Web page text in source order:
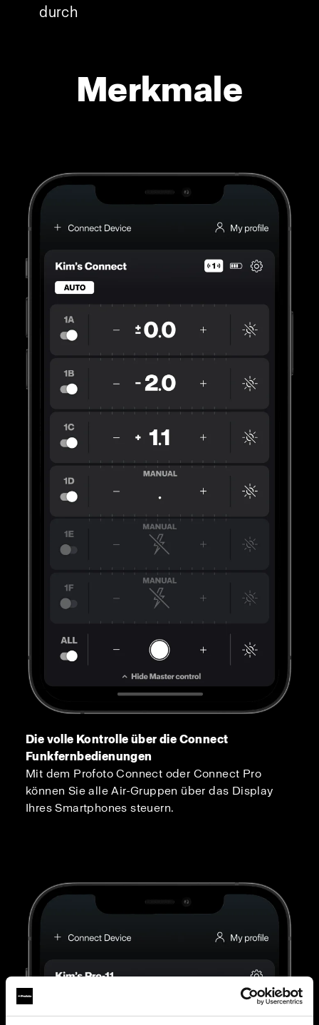
durch
Merkmale
Die volle Kontrolle über die Connect
Funkfernbedienungen
Mit dem Profoto Connect oder Connect Pro
können Sie alle Air-Gruppen über das Display
Ihres Smartphones steuern.